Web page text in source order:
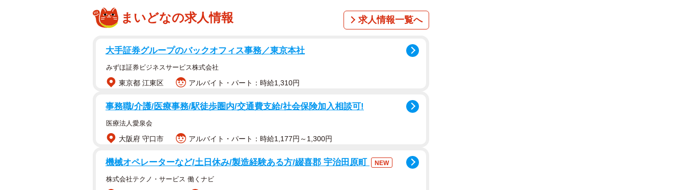
まいどなの求人情報 求人情報一覧へ
大手証券グループのバックオフィス事務／東京本社
みずほ証券ビジネスサービス株式会社
東京都 江東区 アルバイト・パート：時給1,310円
事務職/介護/医療事務/駅徒歩圏内/交通費支給/社会保険加入相談可!
医療法人愛泉会
大阪府 守口市 アルバイト・パート：時給1,177円～1,300円
機械オペレーターなど/土日休み/製造経験ある方/綴喜郡 宇治田原町 NEW
株式会社テクノ・サービス 働くナビ